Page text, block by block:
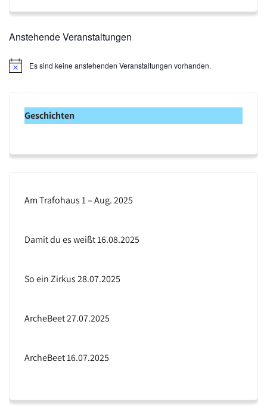
Anstehende Veranstaltungen
H
Es sind keine anstehenden Veranstaltungen vorhanden.
Geschichten
Am Trafohaus 1 – Aug. 2025
Damit du es weißt 16.08.2025
So ein Zirkus 28.07.2025
ArcheBeet 27.07.2025
ArcheBeet 16.07.2025